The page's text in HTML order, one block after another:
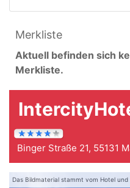
Merkliste
Aktuell befinden sich
Merkliste.
Binger Straße 21, 55131
Das Bildmaterial stammt vom Hotel